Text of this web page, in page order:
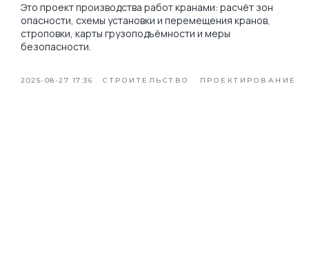
Это проект производства работ кранами: расчёт зон
опасности, схемы установки и перемещения кранов,
строповки, карты грузоподъёмности и меры
безопасности.
2025-08-27 17:36 СТРОИТЕЛЬСТВО ПРОЕКТИРОВАНИЕ